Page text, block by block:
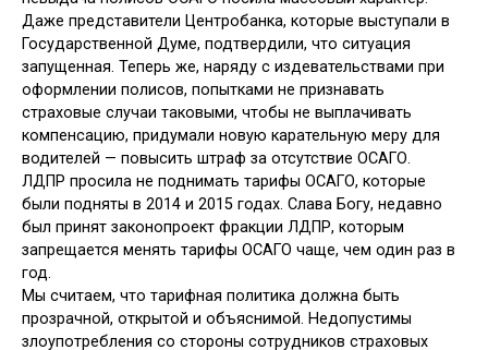
Даже представители Центробанка, которые выступали в
Государственной Думе, подтвердили, что ситуация
запущенная. Теперь же, наряду с издевательствами при
оформлении полисов, попытками не признавать
страховые случаи таковыми, чтобы не выплачивать
компенсацию, придумали новую карательную меру для
водителей — повысить штраф за отсутствие ОСАГО.
ЛДПР просила не поднимать тарифы ОСАГО, которые
были подняты в 2014 и 2015 годах. Слава Богу, недавно
был принят законопроект фракции ЛДПР, которым
запрещается менять тарифы ОСАГО чаще, чем один раз в
год.
Мы считаем, что тарифная политика должна быть
прозрачной, открытой и объяснимой. Недопустимы
злоупотребления со стороны сотрудников страховых